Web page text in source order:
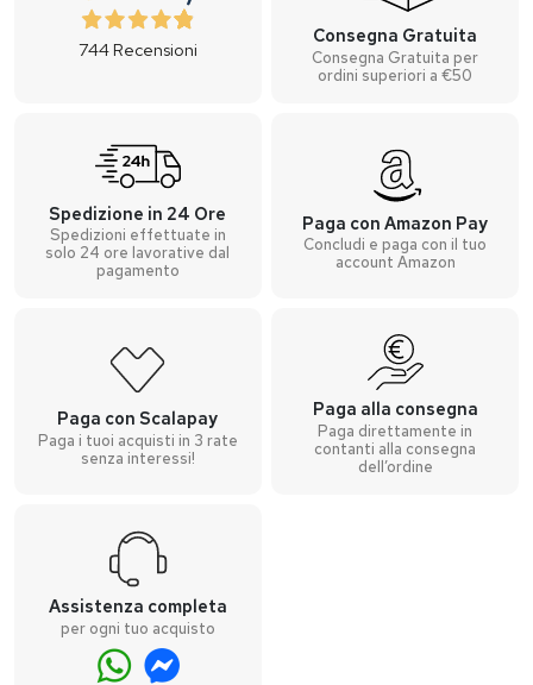
744Recensioni
Consegna Gratuita
Consegna Gratuita per
ordini superiori a €50
Spedizione in 24 Ore
Spedizioni effettuate in
solo 24 ore lavorative dal
pagamento
Paga con Amazon Pay
Concludi e paga con il tuo
account Amazon
Paga con Scalapay
Paga i tuoi acquisti in 3 rate
senza interessi!
Paga alla consegna
Paga direttamente in
contanti alla consegna
dell’ordine
Assistenza completa
per ogni tuo acquisto